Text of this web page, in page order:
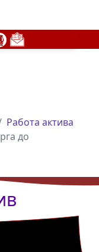
Работа актива
до